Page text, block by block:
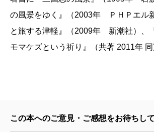
の風景をゆく』（2003年 ＰＨＰエル
と旅する津軽』（2009年 新潮社）、
モマケズという祈り』（共著 2011年 同
この本へのご意見・ご感想をお待ちして